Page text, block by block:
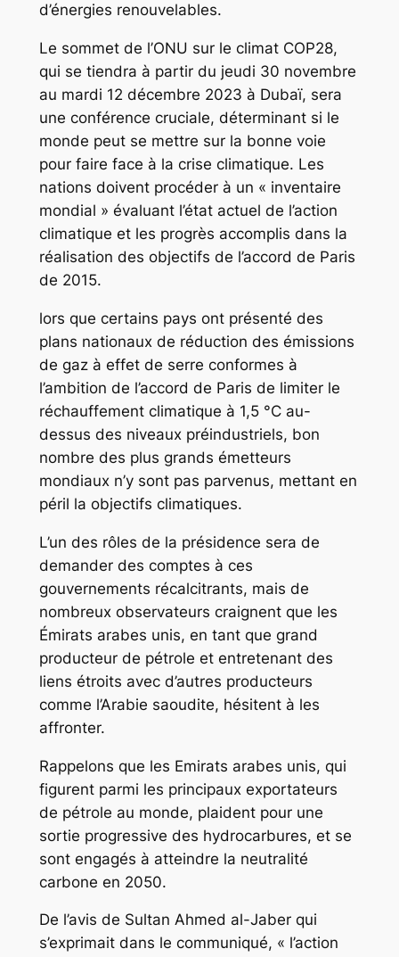
d’énergies renouvelables.
Le sommet de l’ONU sur le climat COP28,
qui se tiendra à partir du jeudi 30 novembre
au mardi 12 décembre 2023 à Dubaï, sera
une conférence cruciale, déterminant si le
monde peut se mettre sur la bonne voie
pour faire face à la crise climatique. Les
nations doivent procéder à un « inventaire
mondial » évaluant l’état actuel de l’action
climatique et les progrès accomplis dans la
réalisation des objectifs de l’accord de Paris
de 2015.
lors que certains pays ont présenté des
plans nationaux de réduction des émissions
de gaz à effet de serre conformes à
l’ambition de l’accord de Paris de limiter le
réchauffement climatique à 1,5 °C au-
dessus des niveaux préindustriels, bon
nombre des plus grands émetteurs
mondiaux n’y sont pas parvenus, mettant en
péril la objectifs climatiques.
L’un des rôles de la présidence sera de
demander des comptes à ces
gouvernements récalcitrants, mais de
nombreux observateurs craignent que les
Émirats arabes unis, en tant que grand
producteur de pétrole et entretenant des
liens étroits avec d’autres producteurs
comme l’Arabie saoudite, hésitent à les
affronter.
Rappelons que les Emirats arabes unis, qui
figurent parmi les principaux exportateurs
de pétrole au monde, plaident pour une
sortie progressive des hydrocarbures, et se
sont engagés à atteindre la neutralité
carbone en 2050.
De l’avis de Sultan Ahmed al-Jaber qui
s’exprimait dans le communiqué, « l’action